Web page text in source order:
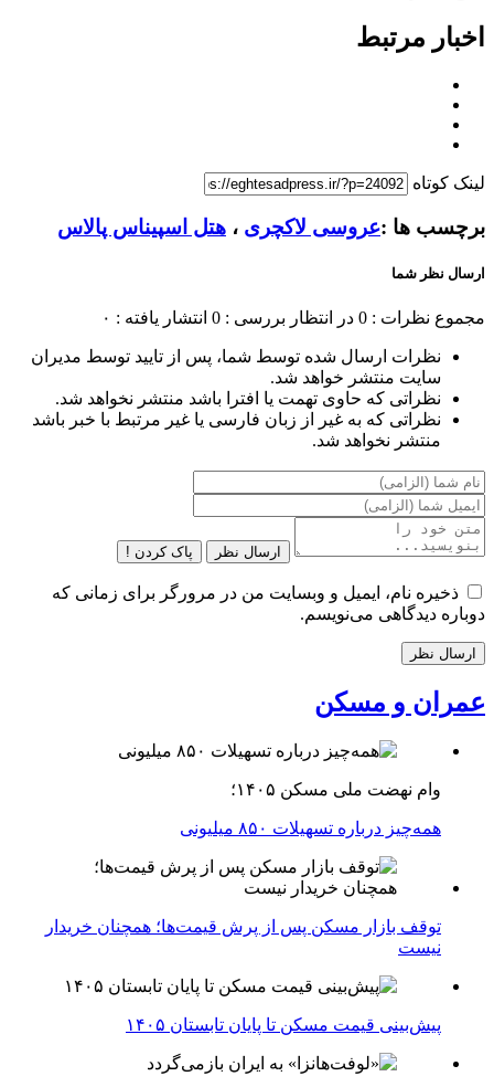
اخبار مرتبط
لینک کوتاه
برچسب ها :عروسی لاکچری ، هتل اسپیناس پالاس
ارسال نظر شما
مجموع نظرات : 0 در انتظار بررسی : 0 انتشار یافته : ۰
نظرات ارسال شده توسط شما، پس از تایید توسط مدیران
سایت منتشر خواهد شد.
نظراتی که حاوی تهمت یا افترا باشد منتشر نخواهد شد.
نظراتی که به غیر از زبان فارسی یا غیر مرتبط با خبر باشد
منتشر نخواهد شد.
ارسال نظر پاک کردن !
ذخیره نام، ایمیل و وبسایت من در مرورگر برای زمانی که
دوباره دیدگاهی می‌نویسم.
عمران و مسکن
وام نهضت ملی مسکن ۱۴۰۵؛
همه‌چیز درباره تسهیلات ۸۵۰ میلیونی
توقف بازار مسکن پس از پرش قیمت‌ها؛ همچنان خریدار
نیست
پیش‌بینی قیمت مسکن تا پایان تابستان ۱۴۰۵